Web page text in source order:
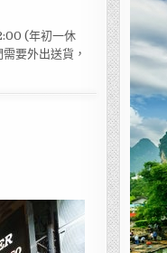
(年初一休
要外出送貨，